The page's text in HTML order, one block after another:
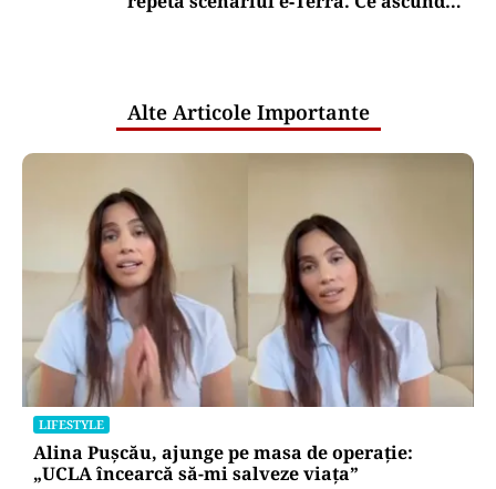
Alte Articole Importante
LIFESTYLE
Alina Pușcău, ajunge pe masa de operație:
„UCLA încearcă să-mi salveze viața”